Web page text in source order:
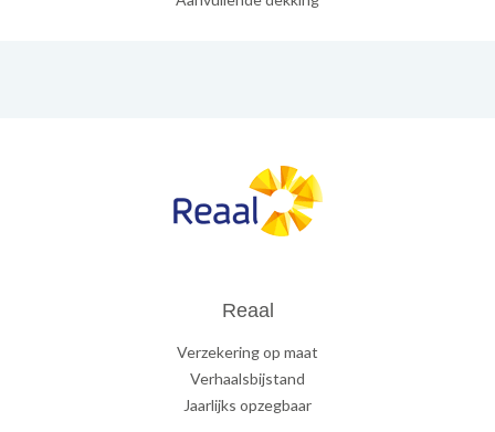
Reaal
Verzekering op maat
Verhaalsbijstand
Jaarlijks opzegbaar